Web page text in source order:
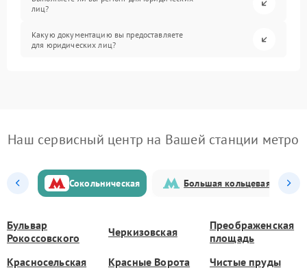
лиц?
Какую документацию вы предоставляете
для юридических лиц?
Наш сервисный центр на Вашей станции метро
Сокольническая Большая кольцевая
Бульвар
Рокоссовского
Черкизовская
Преображенская
площадь
Красносельская
Красные Ворота Чистые пруды